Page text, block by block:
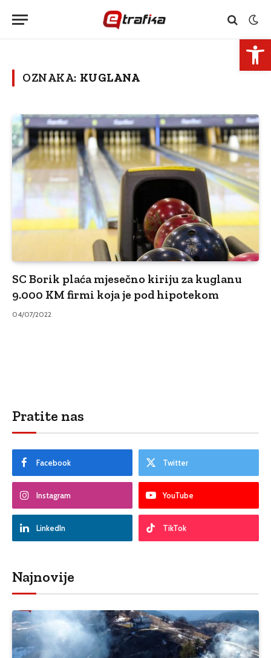
OZNAKA: KUGLANA
SC Borik plaća mjesečno kiriju za kuglanu
9.000 KM firmi koja je pod hipotekom
04/07/2022
Pratite nas
Facebook Twitter
Instagram YouTube
LinkedIn TikTok
Najnovije